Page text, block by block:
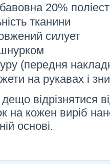
20%
тканини
силует
(передня
на рукавах і
відрізнятися
на кожен виріб
основі.